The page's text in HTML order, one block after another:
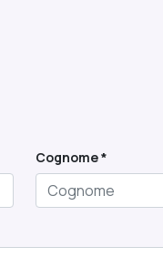
Cognome *